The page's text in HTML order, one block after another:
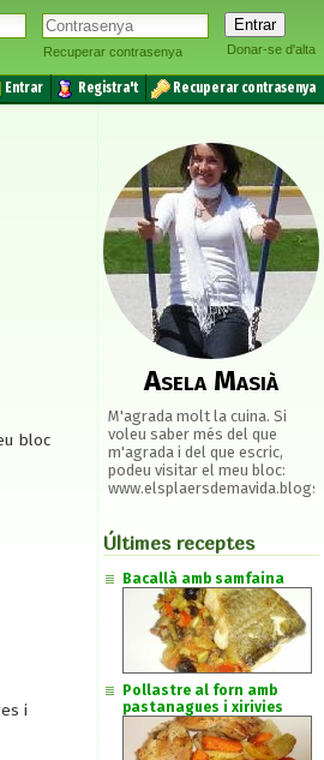
Recuperar contrasenya Donar-se d'alta
Entrar Registra't
Recuperar contrasenya
bloc
i
Asela Masià
M'agrada molt la cuina. Si
voleu saber més del que
m'agrada i del que escric,
podeu visitar el meu bloc:
Últimes receptes
Bacallà amb samfaina
Pollastre al forn amb
pastanagues i xirivies